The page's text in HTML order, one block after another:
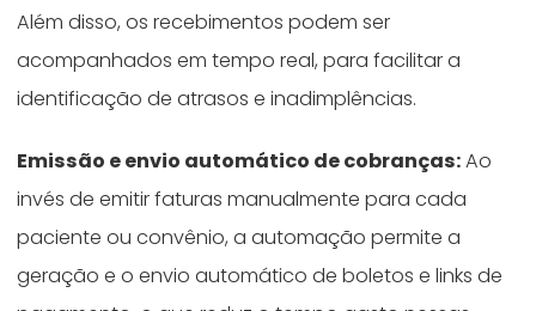
Além disso, os recebimentos podem ser
acompanhados em tempo real, para facilitar a
identificação de atrasos e inadimplências.
Emissão e envio automático de cobranças:Ao
invés de emitir faturas manualmente para cada
paciente ou convênio, a automação permite a
geração e o envio automático de boletos e links de